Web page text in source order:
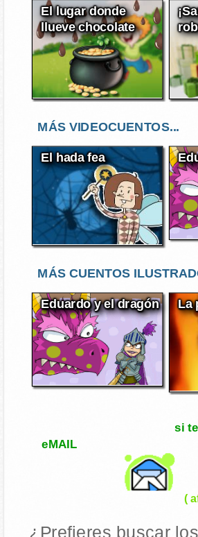
El lugar donde
llueve chocolate
MÁS VIDEOCUENTOS...
El hada fea
MÁS CUENTOS
Eduardo y el dragón La
si
eMAIL
(
¿Prefieres buscar